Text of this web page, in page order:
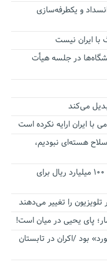
و یکطرفه‌سازی
ایران نیست
در جلسه هیأت
می‌کند
با ایران ارایه نکرده است
هسته‌ای نبودیم،
آستانه الزام به دریافت صورت های مالی به ۱۰۰ میلیارد ریال برای
تلویزیون را تغییر می‌دهند
پای یحیی در میان است!
بود /اکران در تابستان